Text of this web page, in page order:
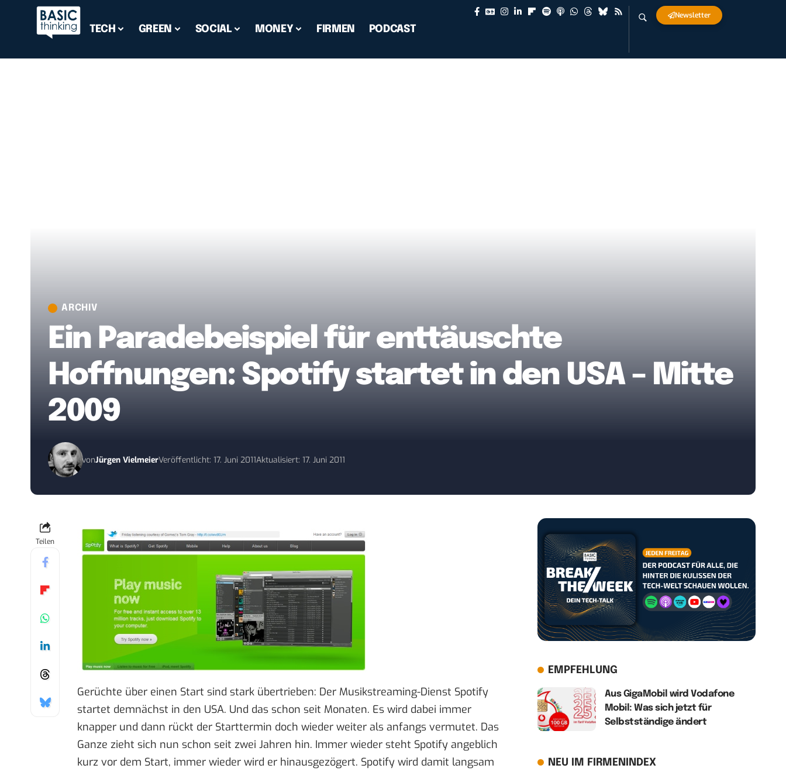
TECH GREEN SOCIAL MONEY FIRMEN PODCAST
Newsletter
ARCHIV
Ein Paradebeispiel für enttäuschte
Hoffnungen: Spotify startet in den USA – Mitte
2009
vonJürgen VielmeierVeröffentlicht: 17. Juni 2011Aktualisiert: 17. Juni 2011
Teilen
Gerüchte über einen Start sind stark übertrieben: Der Musikstreaming-Dienst Spotify
startet demnächst in den USA. Und das schon seit Monaten. Es wird dabei immer
knapper und dann rückt der Starttermin doch wieder weiter als anfangs vermutet. Das
Ganze zieht sich nun schon seit zwei Jahren hin. Immer wieder steht Spotify angeblich
kurz vor dem Start, immer wieder wird er hinausgezögert. Spotify wird damit langsam
EMPFEHLUNG
Aus GigaMobil wird Vodafone
Mobil: Was sich jetzt für
Selbstständige ändert
NEU IM FIRMENINDEX